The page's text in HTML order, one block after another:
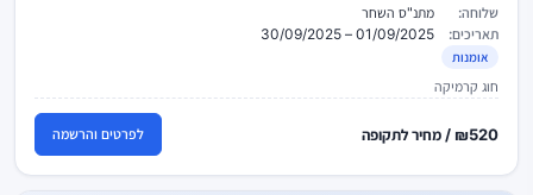
שלוחה:
מתנ"ס השחר
תאריכים:
01/09/2025 – 30/09/2025
אומנות
חוג קרמיקה
₪520 / מחיר לתקופה לפרטים והרשמה